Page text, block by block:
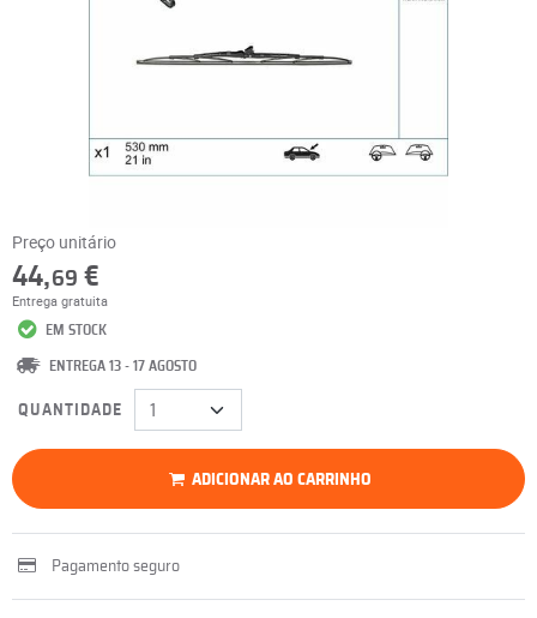
Preço unitário
44,69 €
Entrega gratuita
EM STOCK
ENTREGA 13 - 17 AGOSTO
QUANTIDADE
ADICIONAR AO CARRINHO
Pagamento seguro